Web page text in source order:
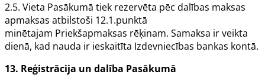
2.5. Vieta Pasākumā tiek rezervēta pēc dalības maksas
apmaksas atbilstoši 12.1.punktā
minētajam Priekšapmaksas rēķinam. Samaksa ir veikta
dienā, kad nauda ir ieskaitīta Izdevniecības bankas kontā.
13. Reģistrācija un dalība Pasākumā